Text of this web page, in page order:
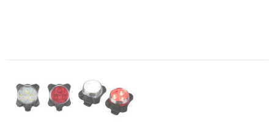
Spellen voor binnen en buiten
Koffers en Trolleys
Restauranttextiel
Vesten